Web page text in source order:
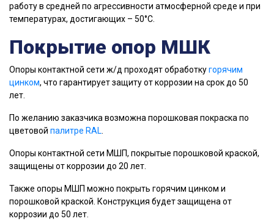
работу в средней по агрессивности атмосферной среде и при
температурах, достигающих – 50°С.
Покрытие опор МШК
Опоры контактной сети ж/д проходят обработкугорячим
цинком, что гарантирует защиту от коррозии на срок до 50
лет.
По желанию заказчика возможна порошковая покраска по
цветовой палитре RAL.
Опоры контактной сети МШП, покрытые порошковой краской,
защищены от коррозии до 20 лет.
Также опоры МШП можно покрыть горячим цинком и
порошковой краской. Конструкция будет защищена от
коррозии до 50 лет.